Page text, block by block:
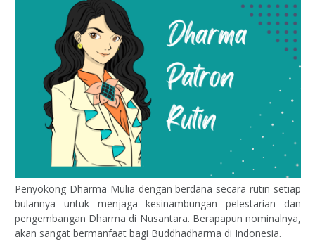
Penyokong Dharma Mulia dengan berdana secara rutin setiap
bulannya untuk menjaga kesinambungan pelestarian dan
pengembangan Dharma di Nusantara. Berapapun nominalnya,
akan sangat bermanfaat bagi Buddhadharma di Indonesia.